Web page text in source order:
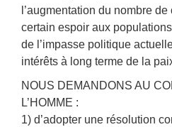
l’augmentation du nombre
certain espoir aux
de l’impasse politique
intérêts à long terme de la
NOUS DEMANDONS AU
L’HOMME :
1) d’adopter une résolution